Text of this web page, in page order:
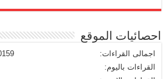
احصائيات الموقع
اجمالى القراءات:
القراءات باليوم: